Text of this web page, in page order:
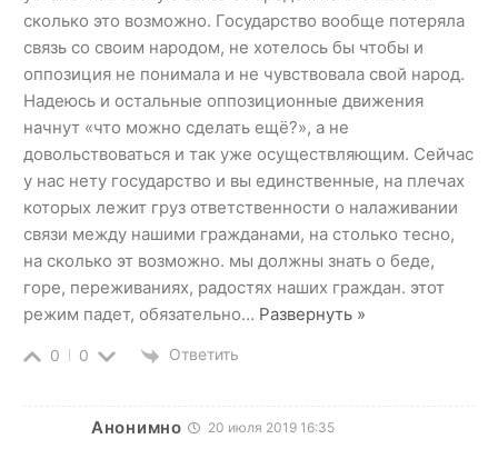
сколько это возможно. Государство вообще потеряла
связь со своим народом, не хотелось бы чтобы и
оппозиция не понимала и не чувствовала свой народ.
Надеюсь и остальные оппозиционные движения
начнут «что можно сделать ещё?», а не
довольствоваться и так уже осуществляющим. Сейчас
у нас нету государство и вы единственные, на плечах
которых лежит груз ответственности о налаживании
связи между нашими гражданами, на столько тесно,
на сколько эт возможно. мы должны знать о беде,
горе, переживаниях, радостях наших граждан. этот
режим падет, обязательно… Развернуть »
0 0 Ответить
Анонимно 20 июля 2019 16:35